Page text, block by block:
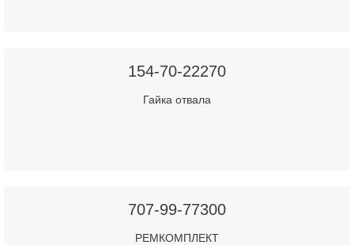
154-70-22270
Гайка отвала
707-99-77300
РЕМКОМПЛЕКТ